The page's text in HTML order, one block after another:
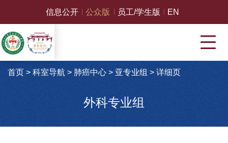
信息公开 公众版 员工/学生版 EN
首页 > 科室导航> 肺癌中心> 亚专业组 > 详细页
外科专业组